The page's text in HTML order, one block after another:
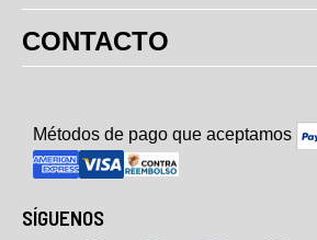
CONTACTO
Métodos de pago que aceptamos
SÍGUENOS